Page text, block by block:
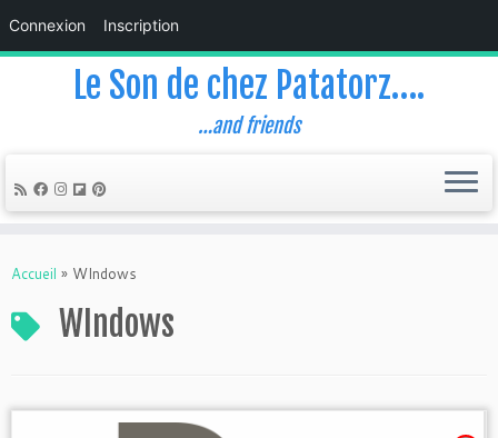
Connexion Inscription
Le Son de chez Patatorz….
…and friends
Accueil » WIndows
WIndows